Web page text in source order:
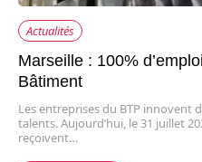
Actualités
Marseille : 100%
Bâtiment
Les entreprises du BTP innovent
talents. Aujourd’hui, le 31 juillet
reçoivent…